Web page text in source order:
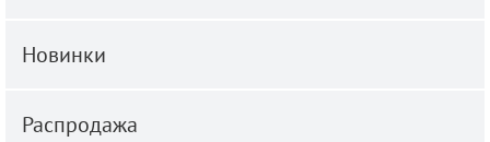
Новинки
Распродажа